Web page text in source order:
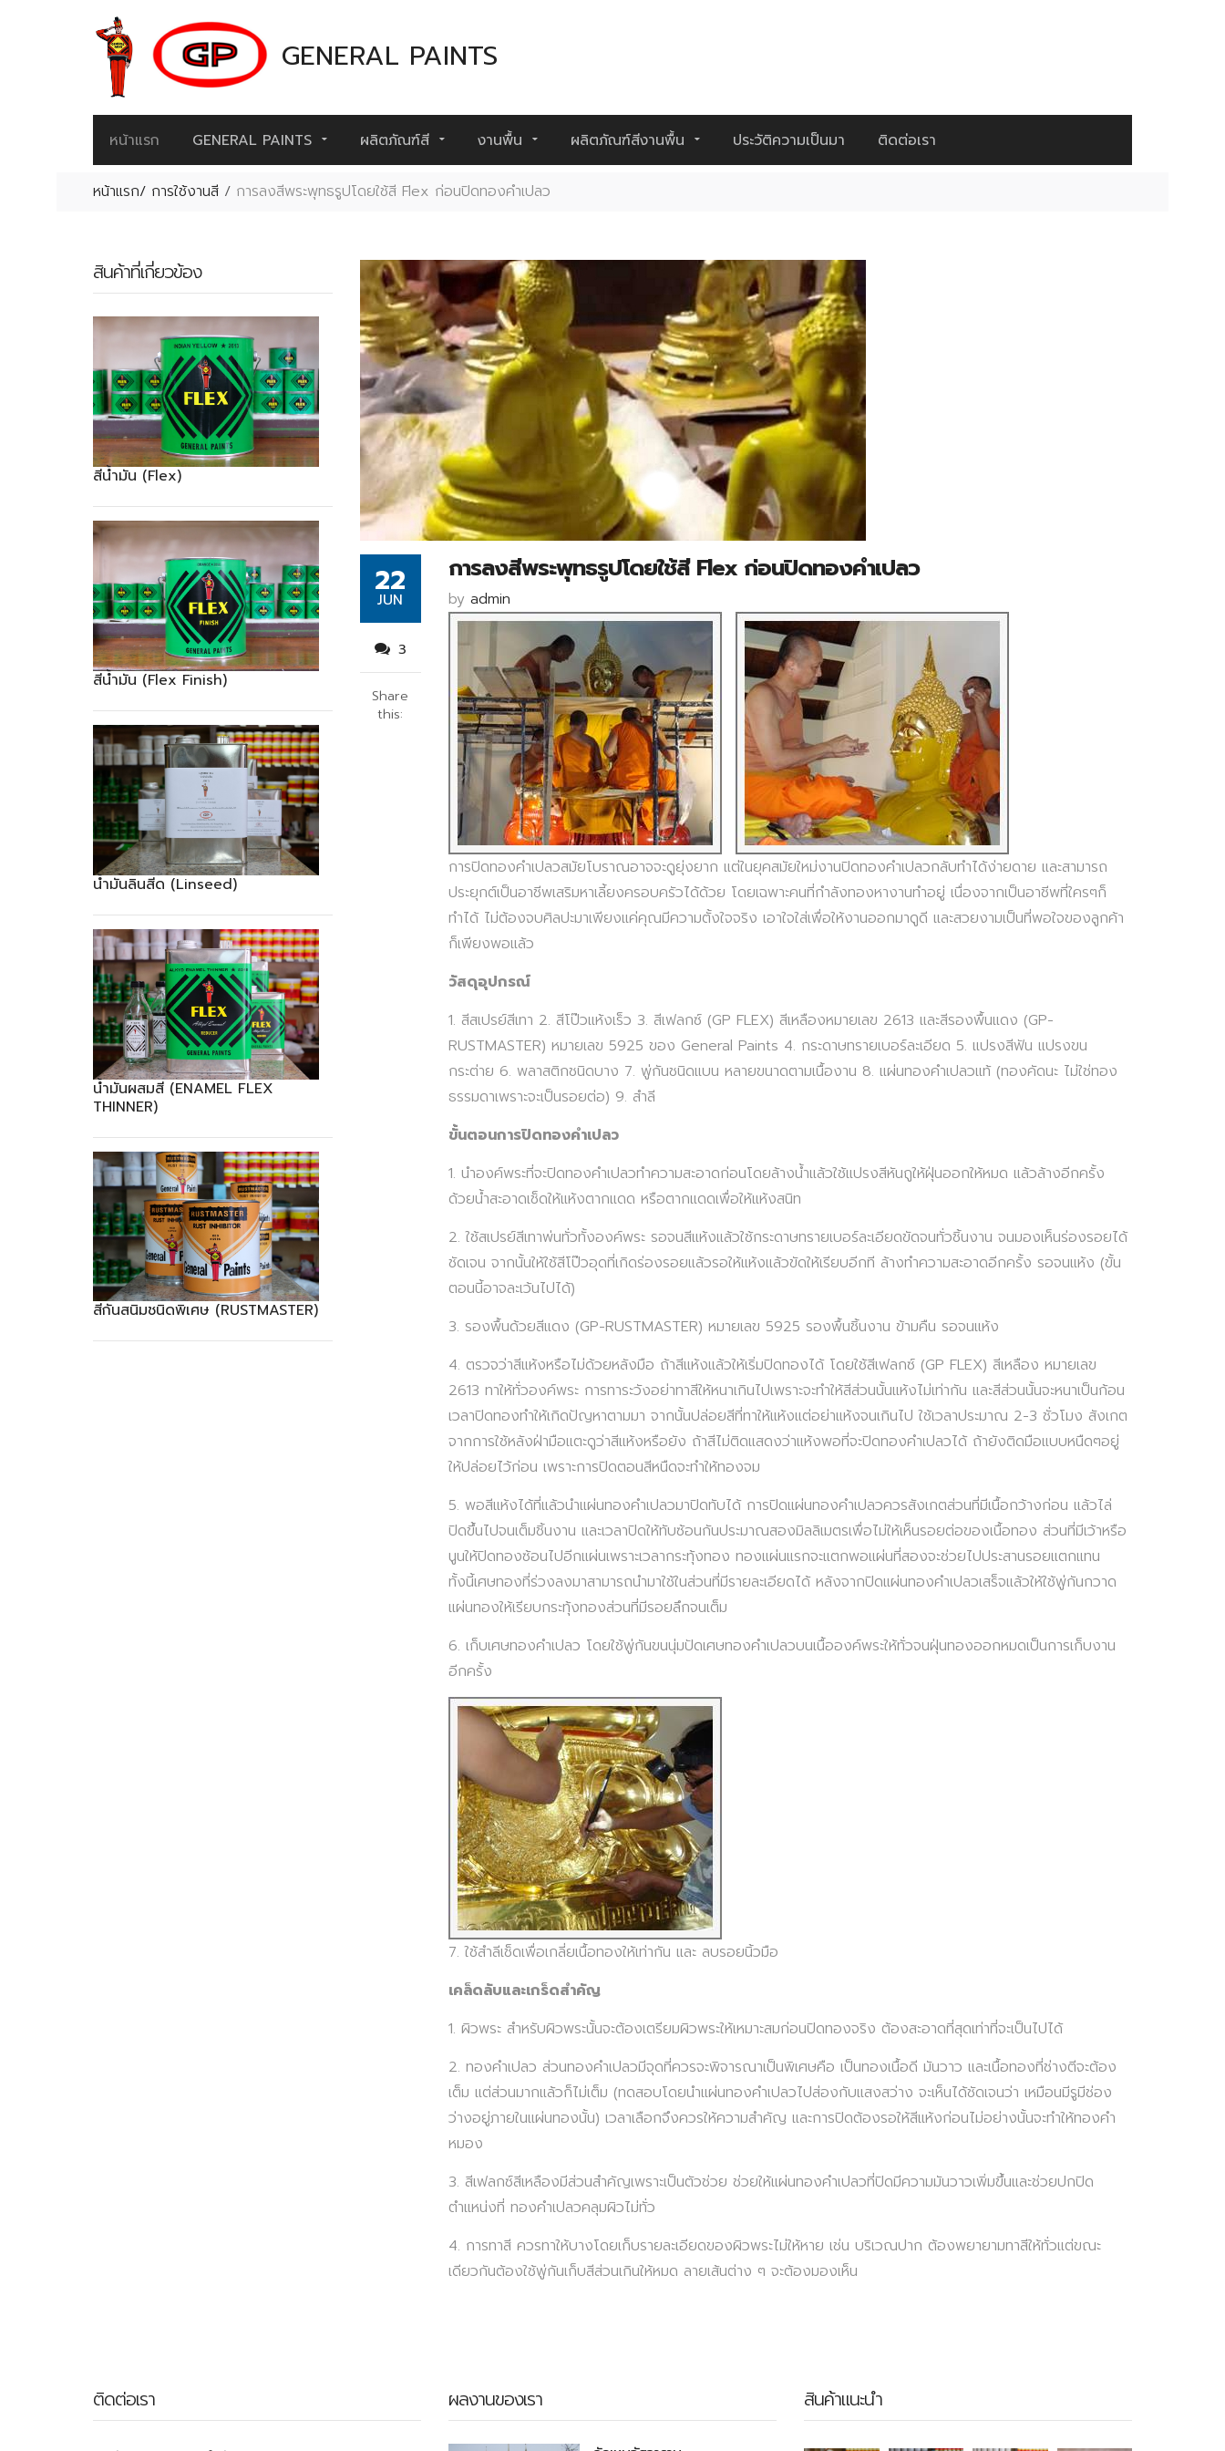
GENERAL PAINTS
หน้าแรก GENERAL PAINTS ผลิตภัณฑ์สี งานพื้น ผลิตภัณฑ์สีงานพื้น ประวัติความเป็นมา ติดต่อเรา
หน้าแรก/ การใช้งานสี / การลงสีพระพุทธรูปโดยใช้สี Flex ก่อนปิดทองคำเปลว
สินค้าที่เกี่ยวข้อง
สีน้ำมัน (Flex)
สีน้ำมัน (Flex Finish)
น้ำมันลินสีด (Linseed)
น้ำมันผสมสี (ENAMEL FLEX
THINNER)
สีกันสนิมชนิดพิเศษ (RUSTMASTER)
22
JUN
3
Share
this:
การลงสีพระพุทธรูปโดยใช้สี Flex ก่อนปิดทองคำเปลว
by admin
การปิดทองคำเปลวสมัยโบราณอาจจะดูยุ่งยาก แต่ในยุคสมัยใหม่งานปิดทองคำเปลวกลับทำได้ง่ายดาย และสามารถ
ประยุกต์เป็นอาชีพเสริมหาเลี้ยงครอบครัวได้ด้วย โดยเฉพาะคนที่กำลังทองหางานทำอยู่ เนื่องจากเป็นอาชีพที่ใครๆก็
ทำได้ ไม่ต้องจบศิลปะมาเพียงแค่คุณมีความตั้งใจจริง เอาใจใส่เพื่อให้งานออกมาดูดี และสวยงามเป็นที่พอใจของลูกค้า
ก็เพียงพอแล้ว
วัสดุอุปกรณ์
1. สีสเปรย์สีเทา 2. สีโป๊วแห้งเร็ว 3. สีเฟลกซ์ (GP FLEX) สีเหลืองหมายเลข 2613 และสีรองพื้นแดง (GP-
RUSTMASTER) หมายเลข 5925 ของ General Paints 4. กระดาษทรายเบอร์ละเอียด 5. แปรงสีฟัน แปรงขน
กระต่าย 6. พลาสติกชนิดบาง 7. พู่กันชนิดแบน หลายขนาดตามเนื้องาน 8. แผ่นทองคำเปลวแท้ (ทองคัดนะ ไม่ใช่ทอง
ธรรมดาเพราะจะเป็นรอยต่อ) 9. สำลี
ขั้นตอนการปิดทองคำเปลว
1. นำองค์พระที่จะปิดทองคำเปลวทำความสะอาดก่อนโดยล้างน้ำแล้วใช้แปรงสีหันถูให้ฝุ่นออกให้หมด แล้วล้างอีกครั้ง
ด้วยน้ำสะอาดเช็ดให้แห้งตากแดด หรือตากแดดเพื่อให้แห้งสนิท
2. ใช้สเปรย์สีเทาพ่นทั่วทั้งองค์พระ รอจนสีแห้งแล้วใช้กระดาษทรายเบอร์ละเอียดขัดจนทั่วชิ้นงาน จนมองเห็นร่องรอยได้
ชัดเจน จากนั้นให้ใช้สีโป๊วอุดที่เกิดร่องรอยแล้วรอให้แห้งแล้วขัดให้เรียบอีกที ล้างทำความสะอาดอีกครั้ง รอจนแห้ง (ขั้น
ตอนนี้อาจละเว้นไปได้)
3. รองพื้นด้วยสีแดง (GP-RUSTMASTER) หมายเลข 5925 รองพื้นชิ้นงาน ข้ามคืน รอจนแห้ง
4. ตรวจว่าสีแห้งหรือไม่ด้วยหลังมือ ถ้าสีแห้งแล้วให้เริ่มปิดทองได้ โดยใช้สีเฟลกซ์ (GP FLEX) สีเหลือง หมายเลข
2613 ทาให้ทั่วองค์พระ การทาระวังอย่าทาสีให้หนาเกินไปเพราะจะทำให้สีส่วนนั้นแห้งไม่เท่ากัน และสีส่วนนั้นจะหนาเป็นก้อน
เวลาปิดทองทำให้เกิดปัญหาตามมา จากนั้นปล่อยสีที่ทาให้แห้งแต่อย่าแห้งจนเกินไป ใช้เวลาประมาณ 2-3 ชั่วโมง สังเกต
จากการใช้หลังฝ่ามือแตะดูว่าสีแห้งหรือยัง ถ้าสีไม่ติดแสดงว่าแห้งพอที่จะปิดทองคำเปลวได้ ถ้ายังติดมือแบบหนืดๆอยู่
ให้ปล่อยไว้ก่อน เพราะการปิดตอนสีหนืดจะทำให้ทองจม
5. พอสีแห้งได้ที่แล้วนำแผ่นทองคำเปลวมาปิดทับได้ การปิดแผ่นทองคำเปลวควรสังเกตส่วนที่มีเนื้อกว้างก่อน แล้วไล่
ปิดขึ้นไปจนเต็มชิ้นงาน และเวลาปิดให้ทับซ้อนกันประมาณสองมิลลิเมตรเพื่อไม่ให้เห็นรอยต่อของเนื้อทอง ส่วนที่มีเว้าหรือ
นูนให้ปิดทองซ้อนไปอีกแผ่นเพราะเวลากระทุ้งทอง ทองแผ่นแรกจะแตกพอแผ่นที่สองจะช่วยไปประสานรอยแตกแทน
ทั้งนี้เศษทองที่ร่วงลงมาสามารถนำมาใช้ในส่วนที่มีรายละเอียดได้ หลังจากปิดแผ่นทองคำเปลวเสร็จแล้วให้ใช้พู่กันกวาด
แผ่นทองให้เรียบกระทุ้งทองส่วนที่มีรอยลึกจนเต็ม
6. เก็บเศษทองคำเปลว โดยใช้พู่กันขนนุ่มปัดเศษทองคำเปลวบนเนื้อองค์พระให้ทั่วจนฝุ่นทองออกหมดเป็นการเก็บงาน
อีกครั้ง
7. ใช้สำลีเช็ดเพื่อเกลี่ยเนื้อทองให้เท่ากัน และ ลบรอยนิ้วมือ
เคล็ดลับและเกร็ดสำคัญ
1. ผิวพระ สำหรับผิวพระนั้นจะต้องเตรียมผิวพระให้เหมาะสมก่อนปิดทองจริง ต้องสะอาดที่สุดเท่าที่จะเป็นไปได้
2. ทองคำเปลว ส่วนทองคำเปลวมีจุดที่ควรจะพิจารณาเป็นพิเศษคือ เป็นทองเนื้อดี มันวาว และเนื้อทองที่ช่างตีจะต้อง
เต็ม แต่ส่วนมากแล้วก็ไม่เต็ม (ทดสอบโดยนำแผ่นทองคำเปลวไปส่องกับแสงสว่าง จะเห็นได้ชัดเจนว่า เหมือนมีรูมีช่อง
ว่างอยู่ภายในแผ่นทองนั้น) เวลาเลือกจึงควรให้ความสำคัญ และการปิดต้องรอให้สีแห้งก่อนไม่อย่างนั้นจะทำให้ทองคำ
หมอง
3. สีเฟลกซ์สีเหลืองมีส่วนสำคัญเพราะเป็นตัวช่วย ช่วยให้แผ่นทองคำเปลวที่ปิดมีความมันวาวเพิ่มขึ้นและช่วยปกปิด
ตำแหน่งที่ ทองคำเปลวคลุมผิวไม่ทั่ว
4. การทาสี ควรทาให้บางโดยเก็บรายละเอียดของผิวพระไม่ให้หาย เช่น บริเวณปาก ต้องพยายามทาสีให้ทั่วแต่ขณะ
เดียวกันต้องใช้พู่กันเก็บสีส่วนเกินให้หมด ลายเส้นต่าง ๆ จะต้องมองเห็น
ติดต่อเรา ผลงานของเรา สินค้าแนะนำ